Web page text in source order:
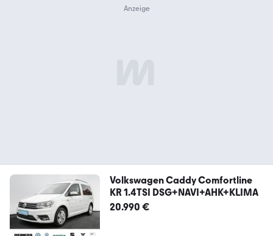
Volkswagen Caddy Comfortline
KR 1.4TSI DSG+NAVI+AHK+KLIMA
20.990 €